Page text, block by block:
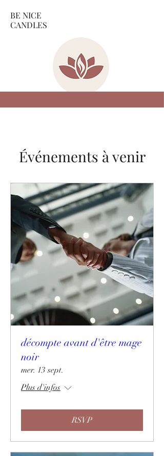
BE NICE
CANDLES
Événements à venir
décompte avant d'être mage
noir
mer. 13 sept.
Plus d'infos
RSVP